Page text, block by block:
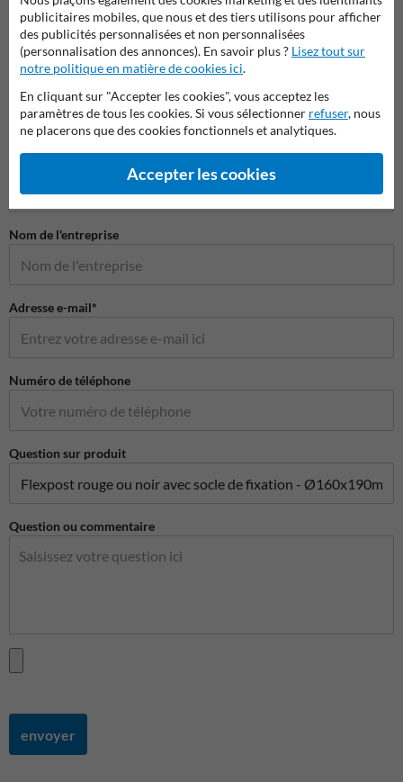
Parkings et aménagements des routes
Poser votre question à ProtectionIndustrielle.be
Nom de l'entreprise
Adresse e-mail*
Numéro de téléphone
Question sur produit
Question ou commentaire
envoyer
publicitaires mobiles, que nous et des tiers utilisons pour afficher
des publicités personnalisées et non personnalisées
(personnalisation des annonces). En savoir plus ? Lisez tout sur
notre politique en matière de cookies ici.
En cliquant sur "Accepter les cookies", vous acceptez les
paramètres de tous les cookies. Si vous sélectionner refuser, nous
ne placerons que des cookies fonctionnels et analytiques.
Accepter les cookies